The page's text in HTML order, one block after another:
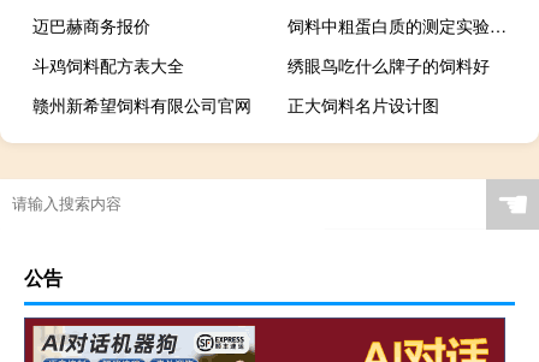
迈巴赫商务报价
饲料中粗蛋白质的测定实验报告的实验总结怎么写
斗鸡饲料配方表大全
绣眼鸟吃什么牌子的饲料好
赣州新希望饲料有限公司官网
正大饲料名片设计图
☚
公告